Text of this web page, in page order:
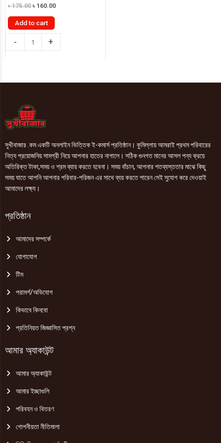
৳175.00 Original
was:
৳ 175.00.
৳ 160.00Current
Add to cart
-
মেয়োনিজ
237ml
+
সুখীবাজার .কম একটি অনলাইন ভিত্তিক ই-কমার্স প্রতিষ্ঠান। কুমিল্লায় আমরাই প্রথম পরিবারের
নিত্য প্রয়োজনিয় সামগ্রী নিয়ে আপনার হাতের নাগালে। সঠিক গুনগত মানের আসল পন্য ক্রয়ে
অতিরিক্ত টাকা,সময় ও শ্রম ব্যায় করতে হবেনা। সময় বাঁচান, আপনার শতব্যস্ততার মাঝে কিছু
সময় যাতে আপনি আপনার পরিবার-পরিজন এর সাথে ব্যয় করতে পারেন সেই সুযোগ করে দেওয়াই
আমাদের লক্ষ্য।
প্রতিষ্ঠান
আমাদের সম্পর্কে
যোগাযোগ
টিম
পরামর্শ/অভিযোগ
কিভাবে কিনবো
প্রতিনিয়ত জিজ্ঞাসিত প্রশ্ন
আমার অ্যাকাউন্ট
আমার অ্যাকাউন্ট
আমার ইচ্ছাগুলি
পরিবহন ও বিতরণ
গোপনীয়তা নীতিমালা